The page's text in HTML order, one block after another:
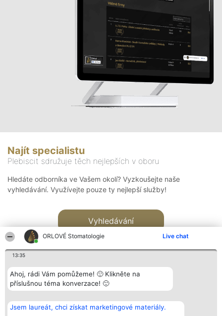
ORLOVÉ Stomatologie Live chat
13:35
Ahoj, rádi Vám pomůžeme! 🙂 Klikněte na
příslušnou téma konverzace! 🙂
Jsem laureát, chci získat marketingové materiály.
Najít specialistu
Plebiscit sdružuje těch nejlepších v oboru
Hledáte odborníka ve Vašem okolí? Vyzkoušejte naše
vyhledávání. Využívejte pouze ty nejlepší služby!
Vyhledávání
Bright Side Solutions sp. z o.
o. sp. k.
Vítězové
Seznam všech
Kontakt